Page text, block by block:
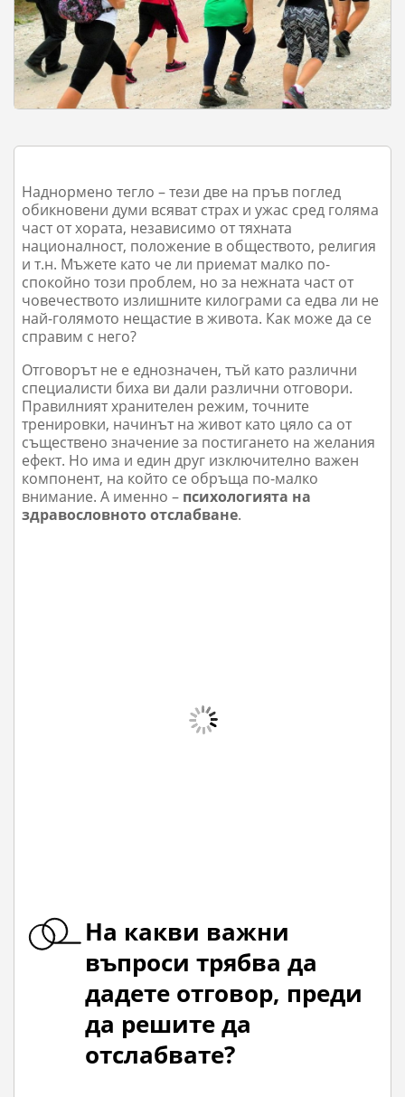
Наднормено тегло – тези две на пръв поглед
обикновени думи всяват страх и ужас сред голяма
част от хората, независимо от тяхната
националност, положение в обществото, религия
и т.н. Мъжете като че ли приемат малко по-
спокойно този проблем, но за нежната част от
човечеството излишните килограми са едва ли не
най-голямото нещастие в живота. Как може да се
справим с него?
Отговорът не е еднозначен, тъй като различни
специалисти биха ви дали различни отговори.
Правилният хранителен режим, точните
тренировки, начинът на живот като цяло са от
съществено значение за постигането на желания
ефект. Но има и един друг изключително важен
компонент, на който се обръща по-малко
внимание. А именно – психологията на
здравословното отслабване.
На какви важни
въпроси трябва да
дадете отговор, преди
да решите да
отслабвате?